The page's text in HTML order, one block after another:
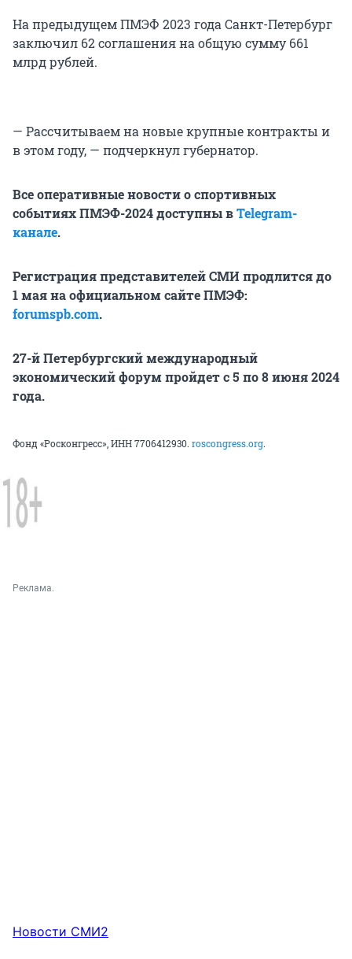
На предыдущем ПМЭФ 2023 года Санкт-Петербург
заключил 62 соглашения на общую сумму 661
млрд рублей.
— Рассчитываем на новые крупные контракты и
в этом году, — подчеркнул губернатор.
Все оперативные новости о спортивных
событиях ПМЭФ-2024 доступны вTelegram-
канале.
Регистрация представителей СМИ продлится до
1 мая на официальном сайте ПМЭФ:
forumspb.com.
27-й Петербургский международный
экономический форум пройдет с 5 по 8 июня 2024
года.
Фонд «Росконгресс», ИНН 7706412930. roscongress.org.
Реклама.
Новости СМИ2